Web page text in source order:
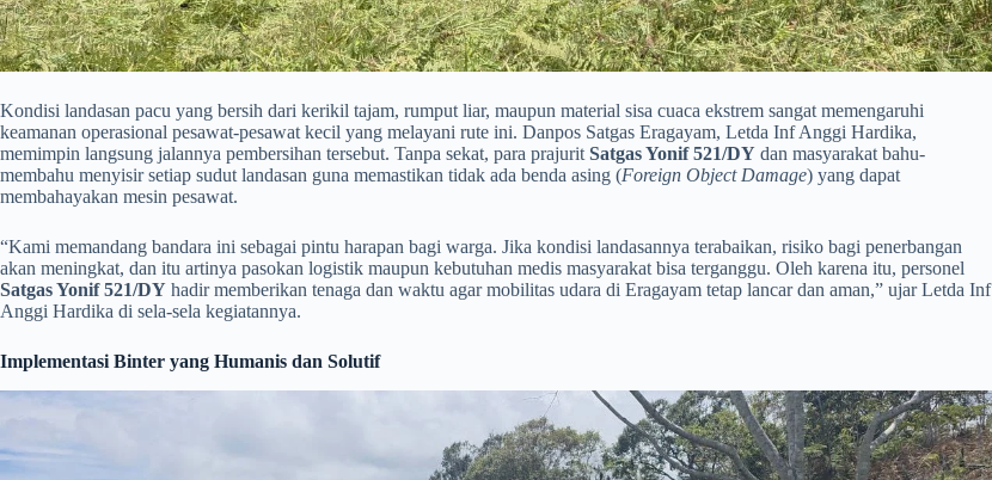
​Kondisi landasan pacu yang bersih dari kerikil tajam, rumput liar, maupun material sisa cuaca ekstrem sangat memengaruhi
keamanan operasional pesawat-pesawat kecil yang melayani rute ini. Danpos Satgas Eragayam, Letda Inf Anggi Hardika,
memimpin langsung jalannya pembersihan tersebut. Tanpa sekat, para prajurit Satgas Yonif 521/DY dan masyarakat bahu-
membahu menyisir setiap sudut landasan guna memastikan tidak ada benda asing (Foreign Object Damage) yang dapat
membahayakan mesin pesawat.
​“Kami memandang bandara ini sebagai pintu harapan bagi warga. Jika kondisi landasannya terabaikan, risiko bagi penerbangan
akan meningkat, dan itu artinya pasokan logistik maupun kebutuhan medis masyarakat bisa terganggu. Oleh karena itu, personel
Satgas Yonif 521/DY hadir memberikan tenaga dan waktu agar mobilitas udara di Eragayam tetap lancar dan aman,” ujar Letda Inf
Anggi Hardika di sela-sela kegiatannya.
Implementasi Binter yang Humanis dan Solutif